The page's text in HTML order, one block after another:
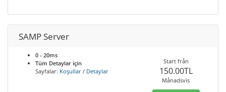
SAMP Server
0 - 20ms
Tüm Detaylar için
Sayfalar: Koşullar / Detaylar
Start från
150.00TL
Månadsvis